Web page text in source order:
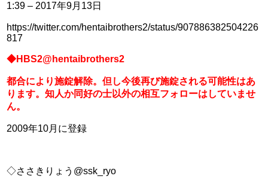
1:39 – 2017年9月13日
https://twitter.com/hentaibrothers2/status/907886382504226
817
◆HBS2@hentaibrothers2
都合により施錠解除。但し今後再び施錠される可能性はあ
ります。知人か同好の士以外の相互フォローはしていませ
ん。
2009年10月に登録
◇ささきりょう@ssk_ryo